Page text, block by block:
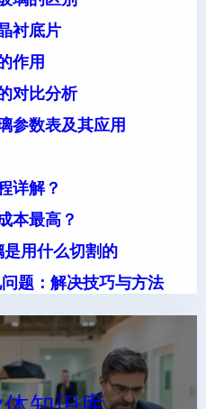
衬底片
作用
对比分析
参数表及其应用
详解？
本最高？
用什么切割的
题：解决技巧与方法